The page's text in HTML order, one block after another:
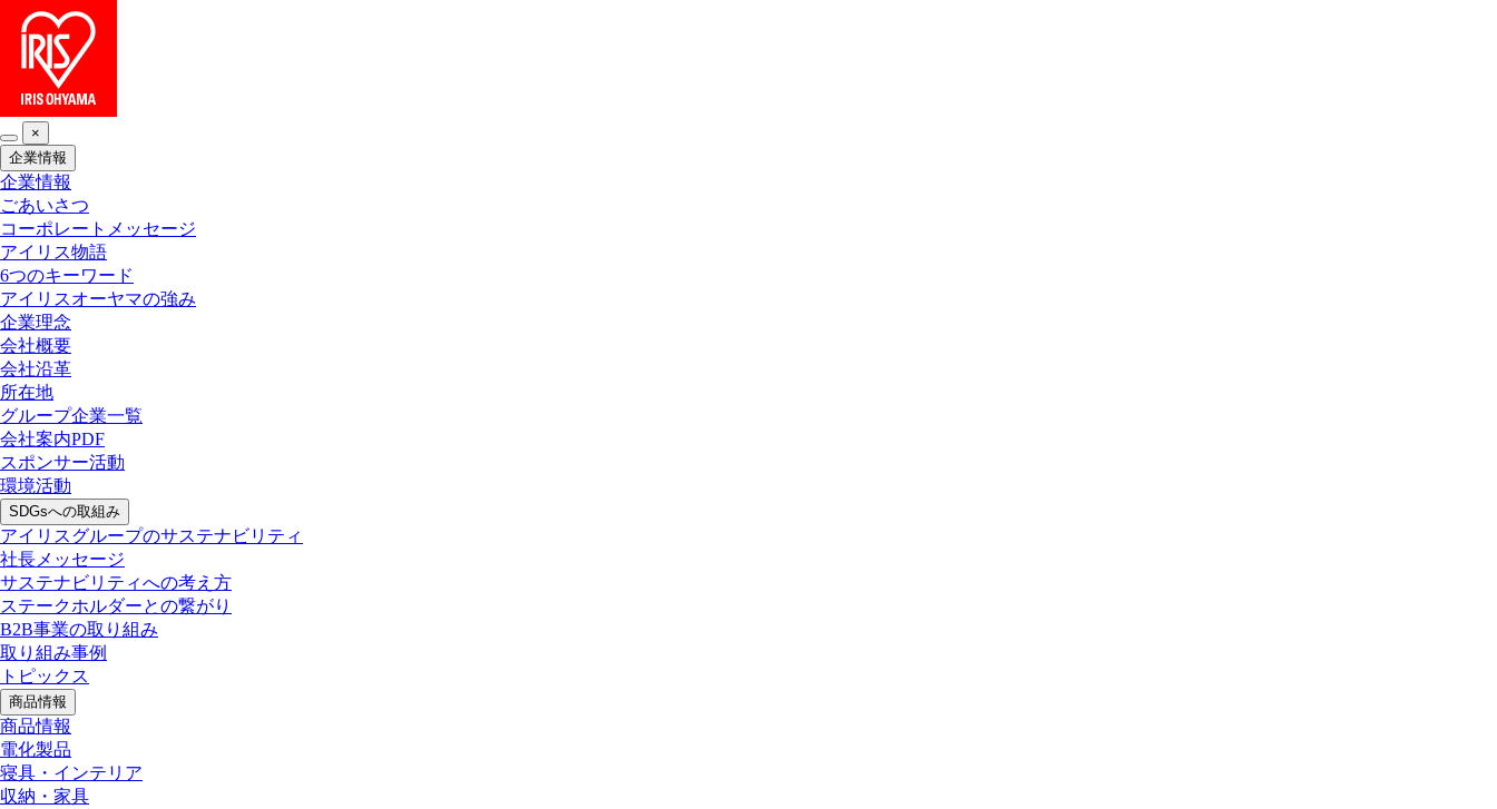
×
企業情報
企業情報
ごあいさつ
コーポレートメッセージ
アイリス物語
6つのキーワード
アイリスオーヤマの強み
企業理念
会社概要
会社沿革
所在地
グループ企業一覧
会社案内PDF
スポンサー活動
環境活動
SDGsへの取組み
アイリスグループのサステナビリティ
社長メッセージ
サステナビリティへの考え方
ステークホルダーとの繋がり
B2B事業の取り組み
取り組み事例
トピックス
商品情報
商品情報
電化製品
寝具・インテリア
収納・家具